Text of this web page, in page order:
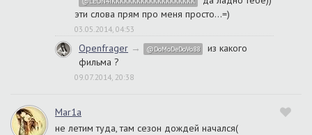
эти слова прям про меня просто...=)
03.05.2014, 04:53
Openfrager → @DoMoDeDoVo88
из какого
фильма ?
09.07.2014, 20:38
Mar1a
не летим туда, там сезон дождей начался(